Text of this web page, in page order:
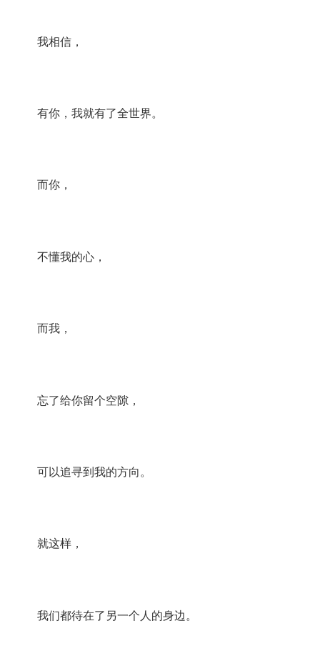
我相信，
有你，我就有了全世界。
而你，
不懂我的心，
而我，
忘了给你留个空隙，
可以追寻到我的方向。
就这样，
我们都待在了另一个人的身边。